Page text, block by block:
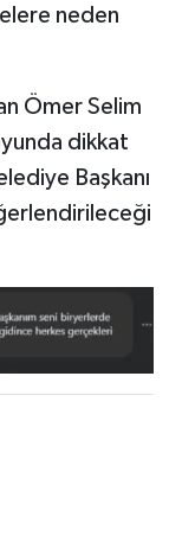
neden
Ömer Selim
dikkat
Başkanı